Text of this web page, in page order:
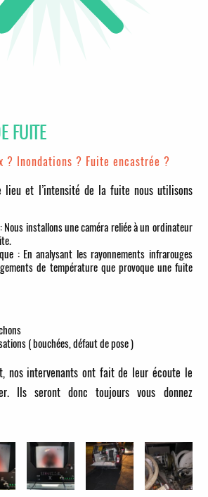
FUITE
? Inondations ? Fuite encastrée ?
lieu et l’intensité de la fuite nous utilisons
Nous installons une caméra reliée à un ordinateur
: En analysant les rayonnements infrarouges
de température que provoque une fuite
( bouchées, défaut de pose )
nos intervenants ont fait de leur écoute le
Ils seront donc toujours vous donnez